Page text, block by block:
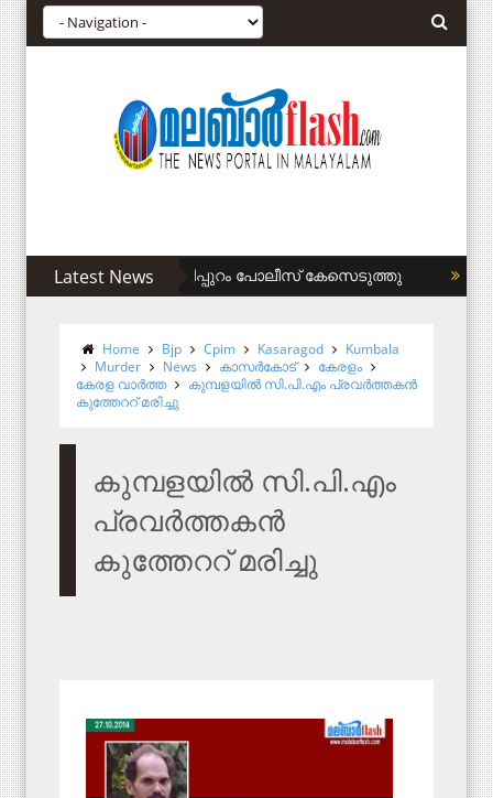
Latest Newsകുറ്റിപ്പുറം പോലീസ് കേസെടുത്തു
Home Bjp Cpim Kasaragod
Kumbala
Murder
News കാസര്‍കോട്
കേരളം
കേരള വാര്‍ത്ത
കുമ്പളയില്‍ സി.പി.എം പ്രവര്‍ത്തകന്‍
കുത്തേററ് മരിച്ചു
കുമ്പളയില്‍ സി.പി.എം
പ്രവര്‍ത്തകന്‍
കുത്തേററ് മരിച്ചു